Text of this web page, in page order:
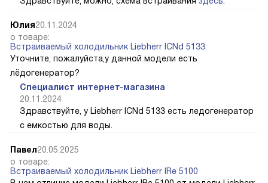
Юлия20.11.2024
о товаре:
Встраиваемый холодильник Liebherr ICNd 5133
Уточните, пожалуйста,у данной модели есть
лёдогенератор?
Специалист интернет-магазина
20.11.2024
Здравствуйте, у Liebherr ICNd 5133 есть ледогенератор
с емкостью для воды.
Павел20.05.2025
о товаре:
Встраиваемый холодильник Liebherr IRe 5100